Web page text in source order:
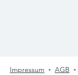
Impressum ◦ AGB ◦